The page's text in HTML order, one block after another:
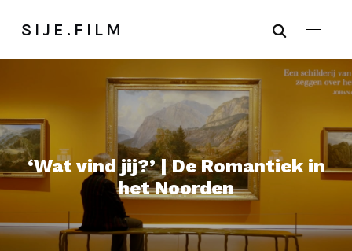
SIJE.FILM
‘Wat vind jij?’ | De Romantiek in
het Noorden